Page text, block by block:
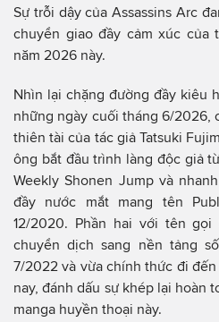
Sự trỗi dậy của Assassins Arc
chuyển giao đầy cảm xúc của
năm 2026 này.
Nhìn lại chặng đường đầy kiêu
những ngày cuối tháng 6/2026,
thiên tài của tác giả Tatsuki
ông bắt đầu trình làng độc giả
Weekly Shonen Jump và
đầy nước mắt mang tên
12/2020. Phần hai với tên
chuyển dịch sang nền tảng
7/2022 và vừa chính thức đi
nay, đánh dấu sự khép lại hoàn
manga huyền thoại này.